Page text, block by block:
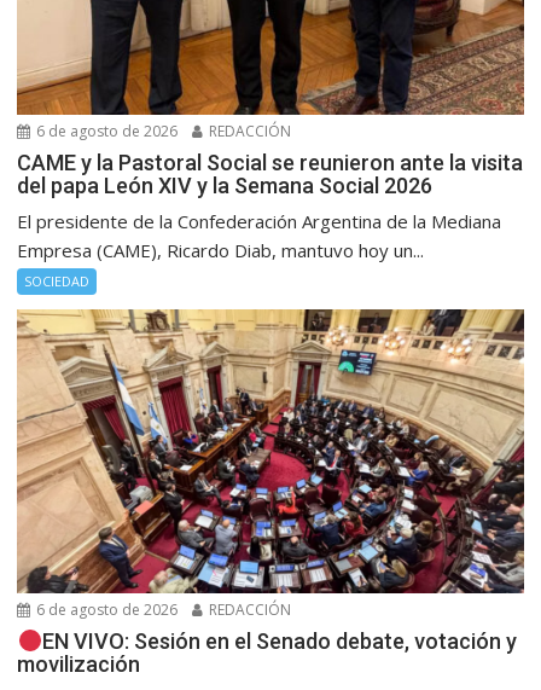
6 de agosto de 2026 REDACCIÓN
CAME y la Pastoral Social se reunieron ante la visita
del papa León XIV y la Semana Social 2026
El presidente de la Confederación Argentina de la Mediana
Empresa (CAME), Ricardo Diab, mantuvo hoy un...
SOCIEDAD
6 de agosto de 2026 REDACCIÓN
EN VIVO: Sesión en el Senado debate, votación y
movilización